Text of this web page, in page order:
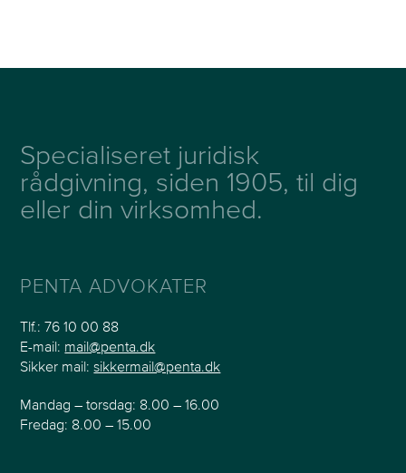
Specialiseret juridisk
rådgivning, siden 1905, til dig
eller din virksomhed.
PENTA ADVOKATER
Tlf.:76 10 00 88
E-mail: mail@penta.dk
Sikker mail:sikkermail@penta.dk
Mandag – torsdag: 8.00 – 16.00
Fredag: 8.00 – 15.00